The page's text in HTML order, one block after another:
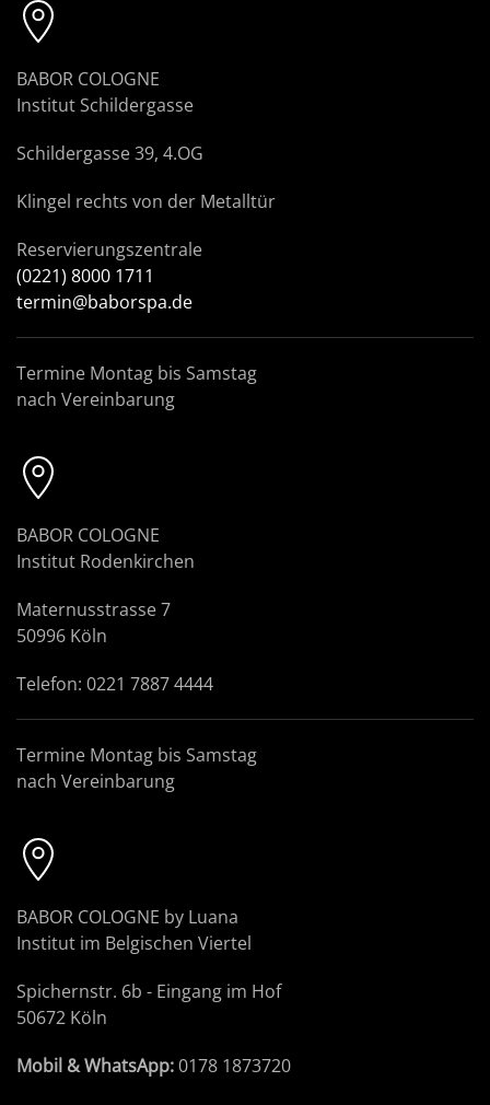
BABOR COLOGNE
Institut Schildergasse
Schildergasse 39, 4.OG
Klingel rechts von der Metalltür
Reservierungszentrale
(0221) 8000 1711
termin@baborspa.de
Termine Montag bis Samstag
nach Vereinbarung
BABOR COLOGNE
Institut Rodenkirchen
Maternusstrasse 7
50996 Köln
Telefon: 0221 7887 4444
Termine Montag bis Samstag
nach Vereinbarung
BABOR COLOGNE by Luana
Institut im Belgischen Viertel
Spichernstr. 6b - Eingang im Hof
50672 Köln
Mobil & WhatsApp:0178 1873720